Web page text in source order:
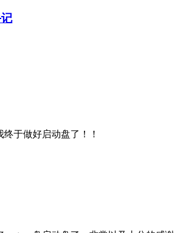
于做好启动盘了！！